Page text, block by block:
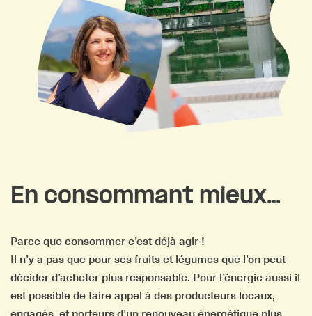
En consommant mieux…
Parce que consommer c’est déjà agir !
Il n’y a pas que pour ses fruits et légumes que l’on peut
décider d’acheter plus responsable. Pour l’énergie aussi il
est possible de faire appel à des producteurs locaux,
engagés, et porteurs d’un renouveau énergétique plus